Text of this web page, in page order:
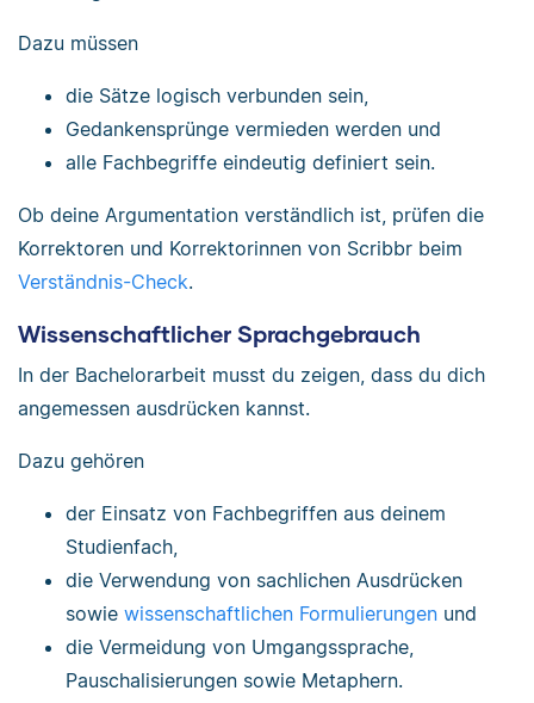
Dazu müssen
die Sätze logisch verbunden sein,
Gedankensprünge vermieden werden und
alle Fachbegriffe eindeutig definiert sein.
Ob deine Argumentation verständlich ist, prüfen die
Korrektoren und Korrektorinnen von Scribbr beim
Verständnis-Check.
Wissenschaftlicher Sprachgebrauch
In der Bachelorarbeit musst du zeigen, dass du dich
angemessen ausdrücken kannst.
Dazu gehören
der Einsatz von Fachbegriffen aus deinem
Studienfach,
die Verwendung von sachlichen Ausdrücken
sowie wissenschaftlichen Formulierungen und
die Vermeidung von Umgangssprache,
Pauschalisierungen sowie Metaphern.